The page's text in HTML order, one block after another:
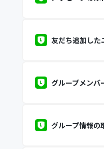
友だち追加した
グループメンバ
グループ情報の